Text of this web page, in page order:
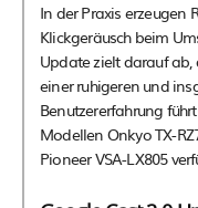
In der Praxis erzeugen
Klickgeräusch beim
Update zielt darauf ab,
einer ruhigeren und
Benutzererfahrung
Modellen Onkyo TX-
Pioneer VSA-LX805